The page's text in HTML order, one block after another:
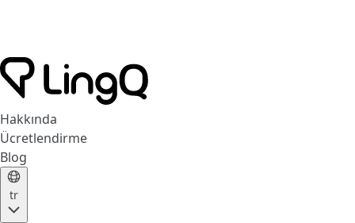
Hakkında
Ücretlendirme
Blog
tr